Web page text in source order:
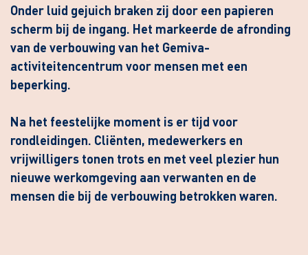
Onder luid gejuich braken zij door een papieren
scherm bij de ingang. Het markeerde de afronding
van de verbouwing van het Gemiva-
activiteitencentrum voor mensen met een
beperking.
Na het feestelijke moment is er tijd voor
rondleidingen. Cliënten, medewerkers en
vrijwilligers tonen trots en met veel plezier hun
nieuwe werkomgeving aan verwanten en de
mensen die bij de verbouwing betrokken waren.